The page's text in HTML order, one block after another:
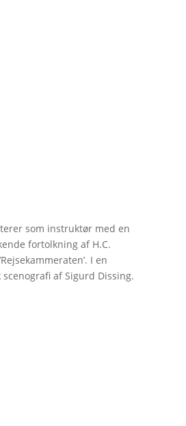
som instruktør med en
fortolkning af H.C.
I en
af Sigurd Dissing.